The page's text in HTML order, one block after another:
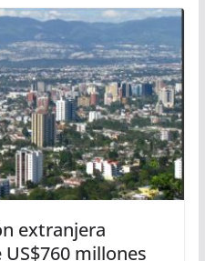
extranjera
millones